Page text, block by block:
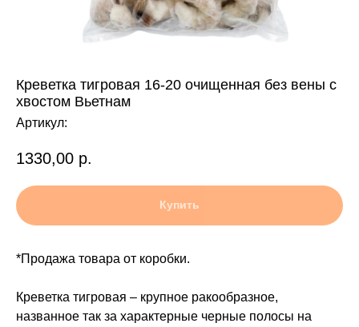
Креветка тигровая 16-20 очищенная без вены с
хвостом Вьетнам
Артикул:
1330,00 р.
Купить
*Продажа товара от коробки.
Креветка тигровая – крупное ракообразное,
названное так за характерные черные полосы на